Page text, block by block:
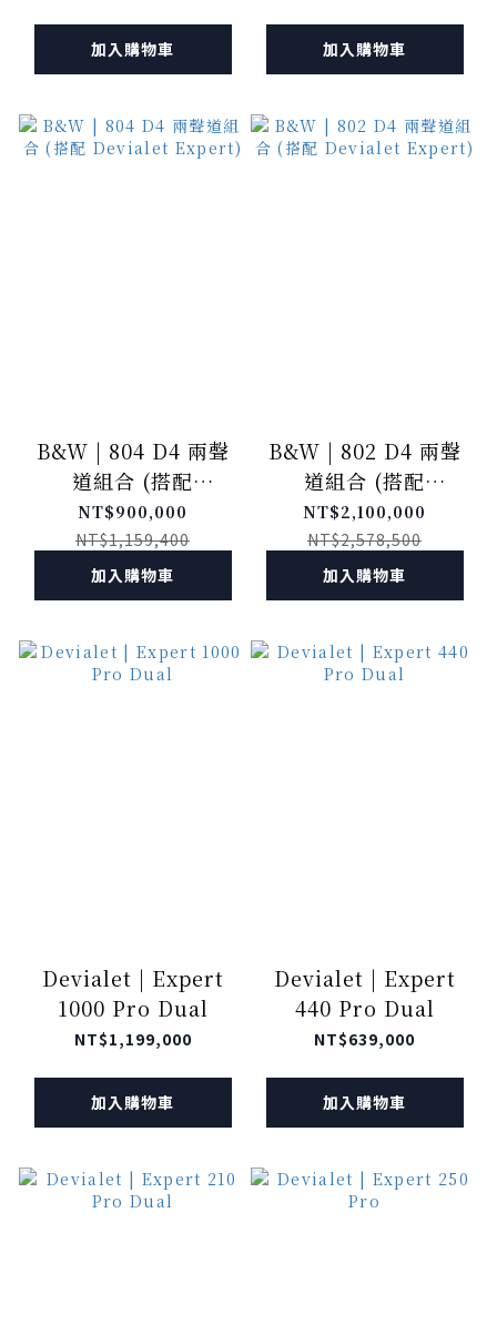
加入購物車 加入購物車
B&W | 804 D4 兩聲
道組合 (搭配
Devialet Expert)
NT$900,000
NT$1,159,400
加入購物車
B&W | 802 D4 兩聲
道組合 (搭配
Devialet Expert)
NT$2,100,000
NT$2,578,500
加入購物車
Devialet | Expert
1000 Pro Dual
NT$1,199,000
加入購物車
Devialet | Expert
440 Pro Dual
NT$639,000
加入購物車